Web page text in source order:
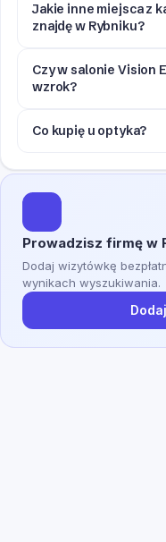
Jakie inne miejsca z
znajdę w Rybniku?
Czy w salonie Vision
wzrok?
Co kupię u optyka?
Prowadzisz firmę w
Dodaj wizytówkę
wynikach wyszukiwania.